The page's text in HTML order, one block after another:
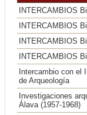
INTERCAMBIOS
INTERCAMBIOS
INTERCAMBIOS
INTERCAMBIOS
Intercambio con el
de Arqueología
Investigaciones
Álava (1957-1968)